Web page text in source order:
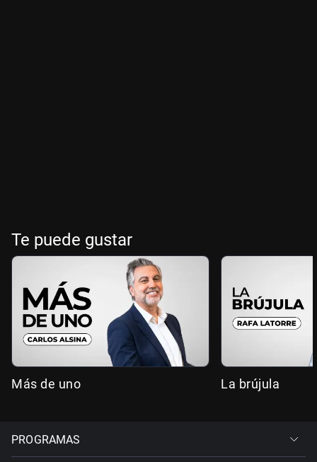
Te puede gustar
Más de uno La brújula
PROGRAMAS